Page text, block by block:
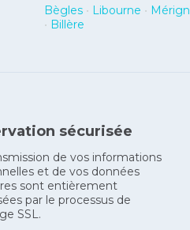
Bègles • Libourne •
• Billère
sécurisée
de vos informations
et de vos données
sont entièrement
par le processus de
SSL.